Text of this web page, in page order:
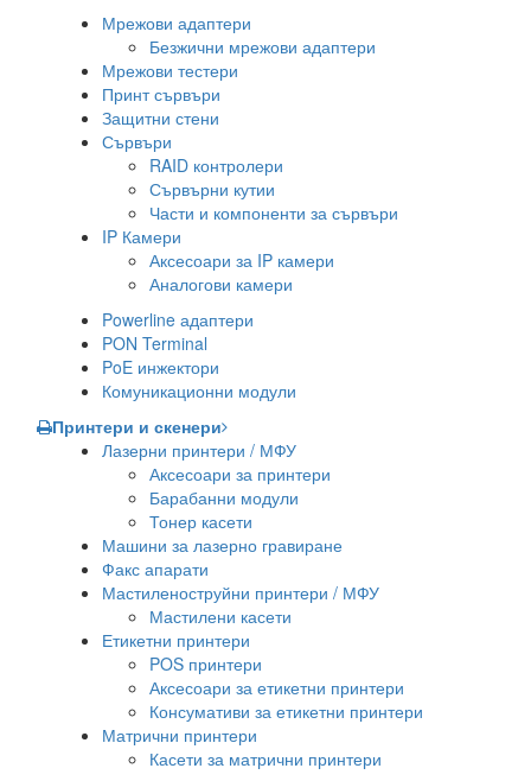
Мрежови адаптери
Безжични мрежови адаптери
Мрежови тестери
Принт сървъри
Защитни стени
Сървъри
RAID контролери
Сървърни кутии
Части и компоненти за сървъри
IP Камери
Аксесоари за IP камери
Аналогови камери
Powerline адаптери
PON Terminal
PoE инжектори
Комуникационни модули
Принтери и скенери
Лазерни принтери / МФУ
Аксесоари за принтери
Барабанни модули
Тонер касети
Машини за лазерно гравиране
Факс апарати
Мастиленоструйни принтери / МФУ
Мастилени касети
Етикетни принтери
POS принтери
Аксесоари за етикетни принтери
Консумативи за етикетни принтери
Матрични принтери
Касети за матрични принтери